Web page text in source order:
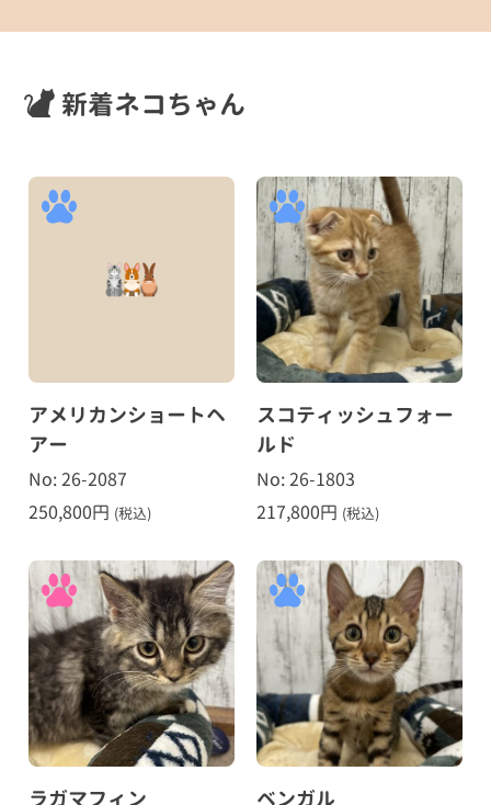
新着ネコちゃん
アメリカンショートヘ
アー
No: 26-2087
250,800円 (税込)
スコティッシュフォー
ルド
No: 26-1803
217,800円 (税込)
ラガマフィン ベンガル